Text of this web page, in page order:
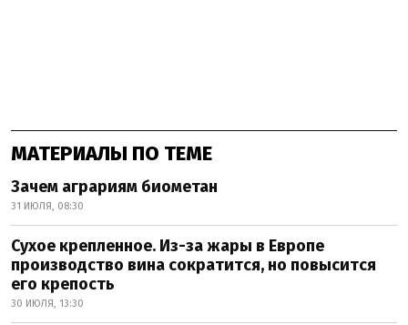
МАТЕРИАЛЫ ПО ТЕМЕ
Зачем аграриям биометан
31 ИЮЛЯ, 08:30
Сухое крепленное. Из-за жары в Европе
производство вина сократится, но повысится
его крепость
30 ИЮЛЯ, 13:30